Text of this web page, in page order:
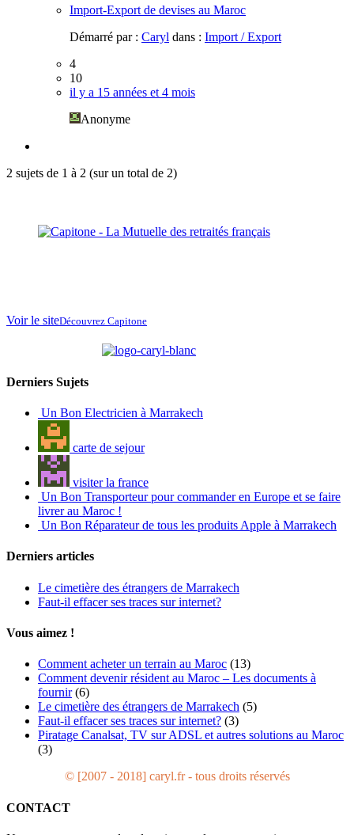
Import-Export de devises au Maroc
Démarré par : Caryl dans : Import / Export
4
10
il y a 15 années et 4 mois
Anonyme
2 sujets de 1 à 2 (sur un total de 2)
Voir le siteDécouvrez Capitone
Derniers Sujets
Un Bon Electricien à Marrakech
carte de sejour
visiter la france
Un Bon Transporteur pour commander en Europe et se faire
livrer au Maroc !
Un Bon Réparateur de tous les produits Apple à Marrakech
Derniers articles
Le cimetière des étrangers de Marrakech
Faut-il effacer ses traces sur internet?
Vous aimez !
Comment acheter un terrain au Maroc (13)
Comment devenir résident au Maroc – Les documents à
fournir (6)
Le cimetière des étrangers de Marrakech (5)
Faut-il effacer ses traces sur internet? (3)
Piratage Canalsat, TV sur ADSL et autres solutions au Maroc
(3)
© [2007 - 2018] caryl.fr - tous droits réservés
CONTACT